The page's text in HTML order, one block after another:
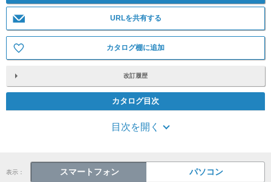
URLを共有する
カタログ棚に追加
改訂履歴
カタログ目次
目次を開く
表示： スマートフォン パソコン